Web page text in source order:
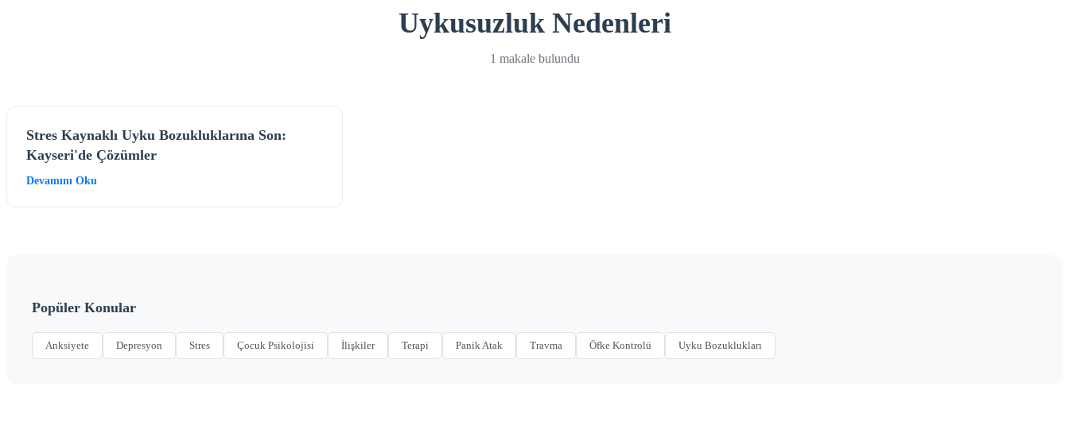
Uykusuzluk Nedenleri
1 makale bulundu
Stres Kaynaklı Uyku Bozukluklarına Son:
Kayseri'de Çözümler
Devamını Oku
Popüler Konular
Anksiyete Depresyon Stres Çocuk Psikolojisi İlişkiler Terapi Panik Atak Travma Öfke Kontrolü Uyku Bozuklukları